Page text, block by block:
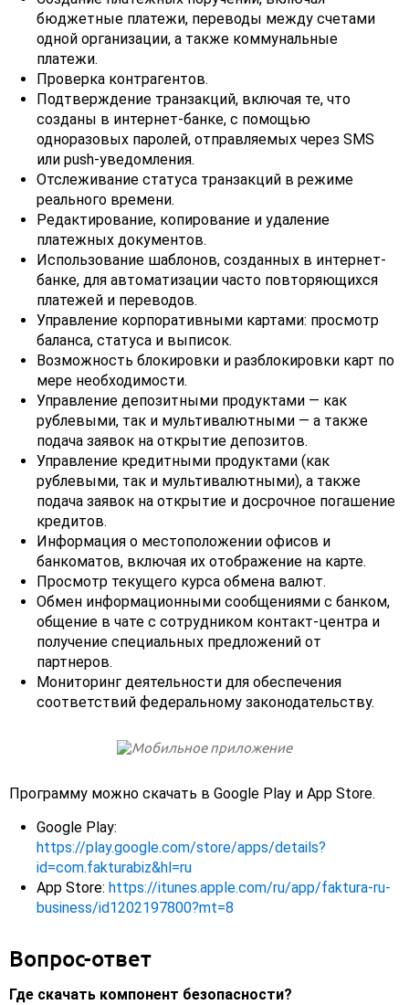
бюджетные платежи, переводы между счетами
одной организации, а также коммунальные
платежи.
Проверка контрагентов.
Подтверждение транзакций, включая те, что
созданы в интернет-банке, с помощью
одноразовых паролей, отправляемых через SMS
или push-уведомления.
Отслеживание статуса транзакций в режиме
реального времени.
Редактирование, копирование и удаление
платежных документов.
Использование шаблонов, созданных в интернет-
банке, для автоматизации часто повторяющихся
платежей и переводов.
Управление корпоративными картами: просмотр
баланса, статуса и выписок.
Возможность блокировки и разблокировки карт по
мере необходимости.
Управление депозитными продуктами — как
рублевыми, так и мультивалютными — а также
подача заявок на открытие депозитов.
Управление кредитными продуктами (как
рублевыми, так и мультивалютными), а также
подача заявок на открытие и досрочное погашение
кредитов.
Информация о местоположении офисов и
банкоматов, включая их отображение на карте.
Просмотр текущего курса обмена валют.
Обмен информационными сообщениями с банком,
общение в чате с сотрудником контакт-центра и
получение специальных предложений от
партнеров.
Мониторинг деятельности для обеспечения
соответствий федеральному законодательству.
Программу можно скачать в Google Play и App Store.
Google Play:
https://play.google.com/store/apps/details?
id=com.fakturabiz&hl=ru
App Store: https://itunes.apple.com/ru/app/faktura-ru-
business/id1202197800?mt=8
Вопрос-ответ
Где скачать компонент безопасности?